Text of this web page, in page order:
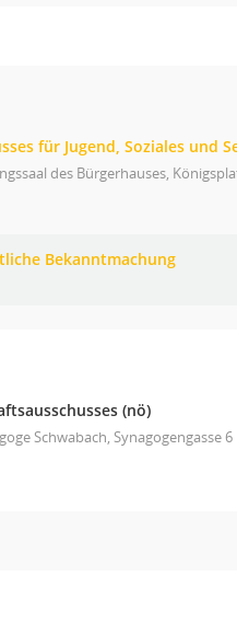
für Jugend, Soziales und
des Bürgerhauses,
Bekanntmachung
(nö)
Schwabach, Synagogengasse 6